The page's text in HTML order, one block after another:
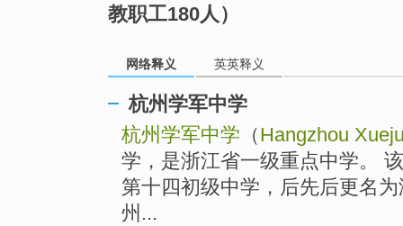
教职工180人）
网络释义 英英释义
杭州学军中学
杭州学军中学 （Hangzhou
学，是浙江省一级重点中学。
第十四初级中学，后先后更名
州...